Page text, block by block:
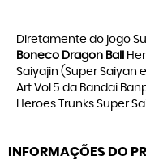
Diretamente do jogo
Boneco Dragon Ball
Saiyajin (Super Saiyan
Art Vol.5 da Bandai
Heroes Trunks Super
INFORMAÇÕES DO